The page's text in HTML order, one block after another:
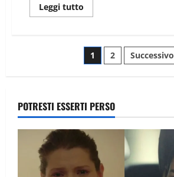
Leggi tutto
1 2 Successivo
POTRESTI ESSERTI PERSO